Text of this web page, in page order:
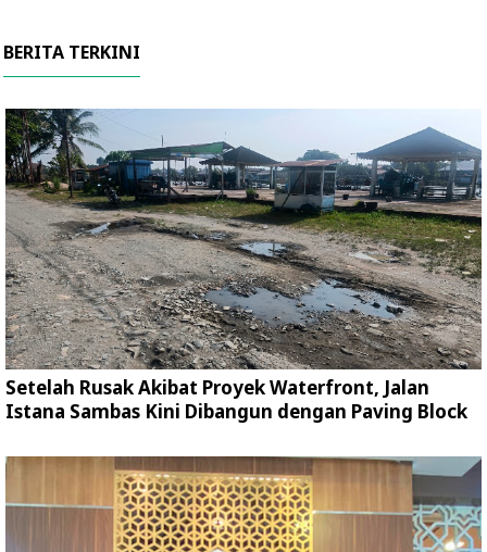
BERITA TERKINI
Setelah Rusak Akibat Proyek Waterfront, Jalan
Istana Sambas Kini Dibangun dengan Paving Block